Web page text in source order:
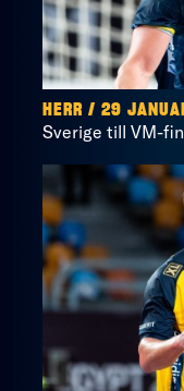
HERR / 29
Sverige till VM-